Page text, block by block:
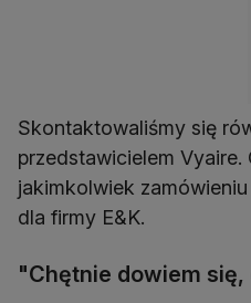
Skontaktowaliśmy się
przedstawicielem Vyaire.
jakimkolwiek
dla firmy E&K.
"Chętnie dowiem